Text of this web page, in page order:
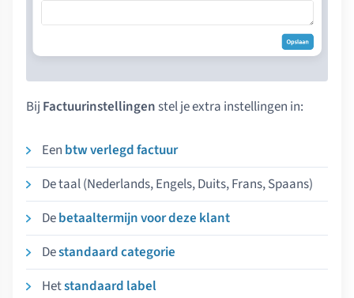
Bij Factuurinstellingenstel je extra instellingen in:
Een btw verlegd factuur
De taal (Nederlands, Engels, Duits, Frans, Spaans)
Debetaaltermijn voor deze klant
Destandaard categorie
Hetstandaard label